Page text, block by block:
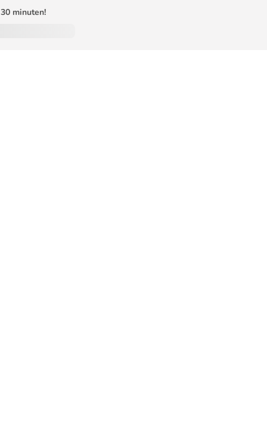
30 minuten!